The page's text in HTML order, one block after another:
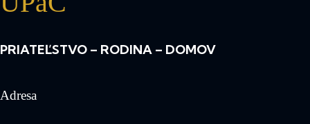
PRIATEĽSTVO – RODINA – DOMOV
Adresa